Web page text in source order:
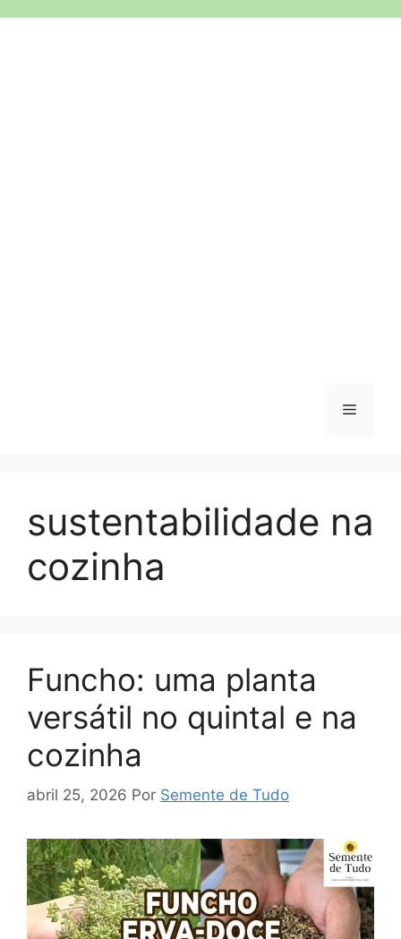
Menu
sustentabilidade na
cozinha
Funcho: uma planta
versátil no quintal e na
cozinha
abril 25, 2026 Por Semente de Tudo